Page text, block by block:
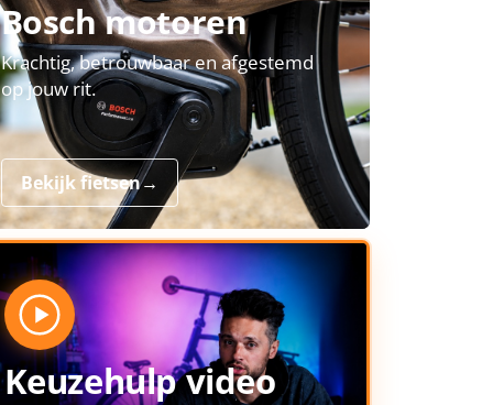
Bosch motoren
Krachtig, betrouwbaar en afgestemd
op jouw rit.
Bekijk fietsen→
Keuzehulp video